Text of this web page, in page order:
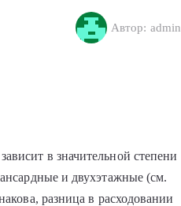
Автор: admin
в значитель­ной степени
и двухэтажные (см.
разница в расходовании